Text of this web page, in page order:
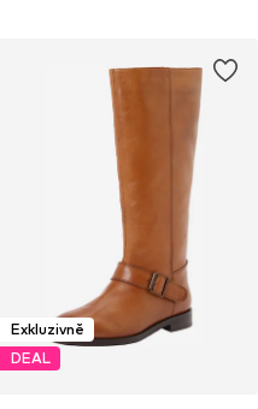
Exkluzivně
DEAL